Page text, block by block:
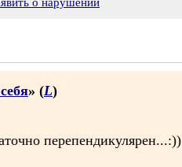
» (L)
перепендикулярен...:))